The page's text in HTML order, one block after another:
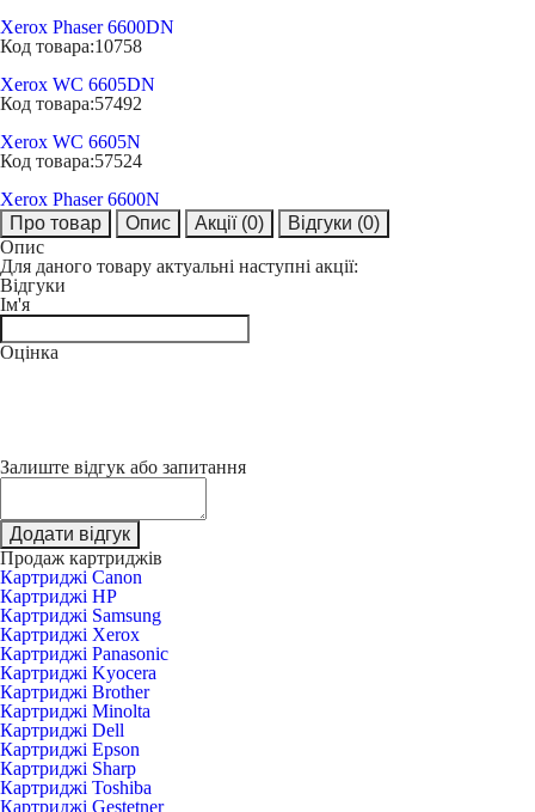
Xerox Phaser 6600DN
Код товара:10758
Xerox WC 6605DN
Код товара:57492
Xerox WC 6605N
Код товара:57524
Xerox Phaser 6600N
Про товар
Опис Акції (0) Відгуки (0)
Опис
Для даного товару актуальні наступні акції:
Відгуки
Ім'я
Оцінка
Залиште відгук або запитання
Додати відгук
Продаж картриджів
Картриджі Canon
Картриджі HP
Картриджі Samsung
Картриджі Xerox
Картриджі Panasonic
Картриджі Kyocera
Картриджі Brother
Картриджі Minolta
Картриджі Dell
Картриджі Epson
Картриджі Sharp
Картриджі Toshiba
Картриджі Gestetner